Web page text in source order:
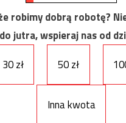
robimy dobrą robotę?
do jutra, wspieraj nas od
30 zł
50 zł
Inna kwota